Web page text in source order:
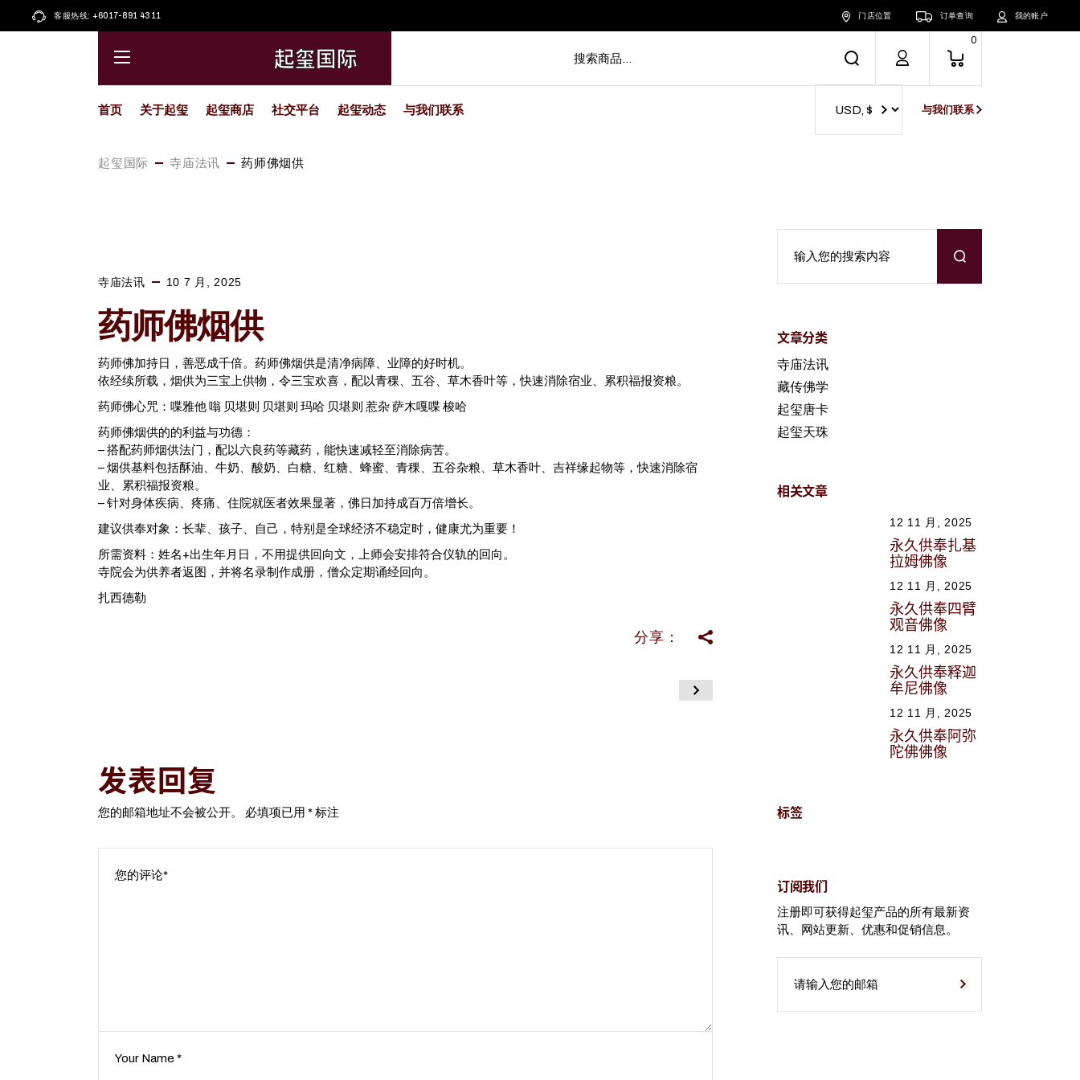
the
客服热线: +6017-891 4311 门店位置 订单查询 我的账户
起玺国际
0
首页 关于起玺 起玺商店
起玺大唐卡
精选颂钵
精选佛像
起玺琉璃
社交平台
Facebook
起玺动态 与我们联系 与我们联系
藏传擦擦
起玺天珠
精选颂钵
小红书
Whatsapp
Instagram
Youtube
起玺国际 寺庙法讯 药师佛烟供
寺庙法讯 10 7 月, 2025
药师佛烟供
药师佛加持日，善恶成千倍。药师佛烟供是清净病障、业障的好时机。
依经续所载，烟供为三宝上供物，令三宝欢喜，配以青稞、五谷、草木香叶等，快速消除宿业、累积福报资粮。
药师佛心咒：喋雅他 嗡 贝堪则 贝堪则 玛哈 贝堪则 惹杂 萨木嘎喋 梭哈
药师佛烟供的的利益与功德：
– 搭配药师烟供法门，配以六良药等藏药，能快速减轻至消除病苦。
– 烟供基料包括酥油、牛奶、酸奶、白糖、红糖、蜂蜜、青稞、五谷杂粮、草木香叶、吉祥缘起物等，快速消除宿
业、累积福报资粮。
– 针对身体疾病、疼痛、住院就医者效果显著，佛日加持成百万倍增长。
建议供奉对象：长辈、孩子、自己，特别是全球经济不稳定时，健康尤为重要！
所需资料：姓名+出生年月日，不用提供回向文，上师会安排符合仪轨的回向。
寺院会为供养者返图，并将名录制作成册，僧众定期诵经回向。
扎西德勒
分享：
发表回复
您的邮箱地址不会被公开。 必填项已用 *标注
Search
文章分类
寺庙法讯
藏传佛学
起玺唐卡
起玺天珠
相关文章
12 11 月, 2025
永久供奉扎基
拉姆佛像
12 11 月, 2025
永久供奉四臂
观音佛像
12 11 月, 2025
永久供奉释迦
牟尼佛像
12 11 月, 2025
永久供奉阿弥
陀佛佛像
标签
订阅我们
注册即可获得起玺产品的所有最新资
讯、网站更新、优惠和促销信息。